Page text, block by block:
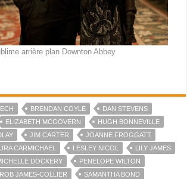
arrière plan Downton Abbey
BRENDAN COYLE
DAN STEVENS
ELIZABETH MCGOVERN
HUGH BONNEVILLE
JIM CARTER
JOANNE FROGGATT
CARMICHAEL LESLEY NICOL
LILY JAMES
DOCKERY
PENELOPE WILTON
ROB JAMES-COLLIER
SAMANTHA BOND